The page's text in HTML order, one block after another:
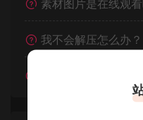
素材图片是在线观看
我不会解压怎么办？